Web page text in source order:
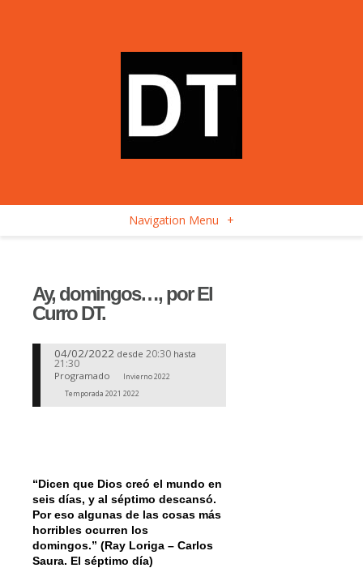
Navigation Menu +
Ay, domingos…, por El
Curro DT.
04/02/2022 desde 20:30 hasta
21:30
Programado
Invierno 2022
Temporada 2021 2022
“Dicen que Dios creó el mundo en
seis días, y al séptimo descansó.
Por eso algunas de las cosas más
horribles ocurren los
domingos.” (Ray Loriga – Carlos
Saura. El séptimo día)